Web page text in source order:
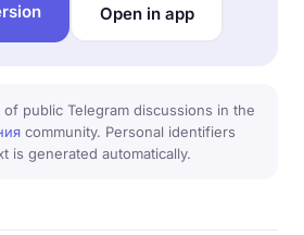
Open in app
of public Telegram discussions in the
community. Personal identifiers
is generated automatically.